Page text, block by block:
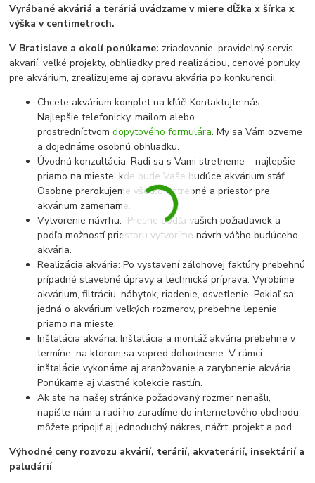
Vyrábané akváriá a teráriá uvádzame v miere dĺžka x šírka x
výška v centimetroch.
V Bratislave a okolí ponúkame: zriaďovanie, pravidelný servis
akvarií, veľké projekty, obhliadky pred realizáciou, cenové ponuky
pre akvárium, zrealizujeme aj opravu akvária po konkurencii.
Chcete akvárium komplet na kľúč! Kontaktujte nás:
Najlepšie telefonicky, mailom alebo
prostredníctvomdopytového formulára. My sa Vám ozveme
a dojednáme osobnú obhliadku.
Úvodná konzultácia: Radi sa s Vami stretneme – najlepšie
priamo na mieste, kde bude Vaše budúce akvárium stáť.
Osobne prerokujeme všetko potrebné a priestor pre
akvárium zameriame.
Vytvorenie návrhu: Presne podľa vašich požiadaviek a
podľa možností priestoru vytvoríme návrh vášho budúceho
akvária.
Realizácia akvária: Po vystavení zálohovej faktúry prebehnú
prípadné stavebné úpravy a technická príprava. Vyrobíme
akvárium, filtráciu, nábytok, riadenie, osvetlenie. Pokiaľ sa
jedná o akvárium veľkých rozmerov, prebehne lepenie
priamo na mieste.
Inštalácia akvária: Inštalácia a montáž akvária prebehne v
termíne, na ktorom sa vopred dohodneme. V rámci
inštalácie vykonáme aj aranžovanie a zarybnenie akvária.
Ponúkame aj vlastné kolekcie rastlín.
Ak ste na našej stránke požadovaný rozmer nenašli,
napíšte nám a radi ho zaradíme do internetového obchodu,
môžete pripojiť aj jednoduchý nákres, náčrt, projekt a pod.
Výhodné ceny rozvozu akvárií, terárií, akvaterárií, insektárií a
paludárií